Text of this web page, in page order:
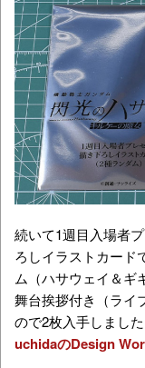
続いて1週目入場者
ろしイラストカード
ム（ハサウェイ＆ギ
舞台挨拶付き（ライ
ので2枚入手しまし
uchidaのDesign